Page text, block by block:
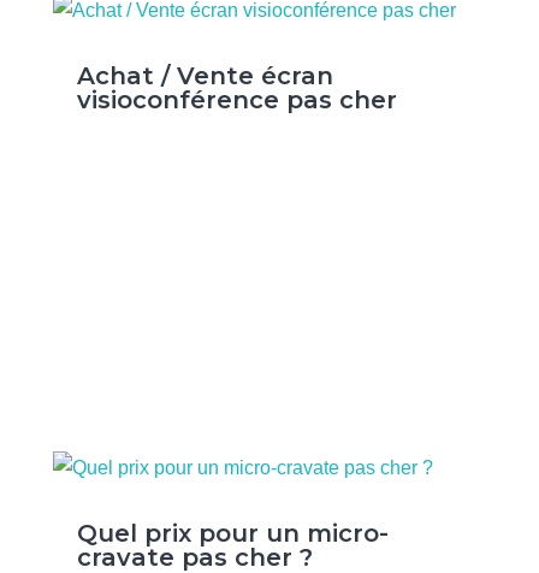
Achat / Vente écran
visioconférence pas cher
Quel prix pour un micro-
cravate pas cher ?